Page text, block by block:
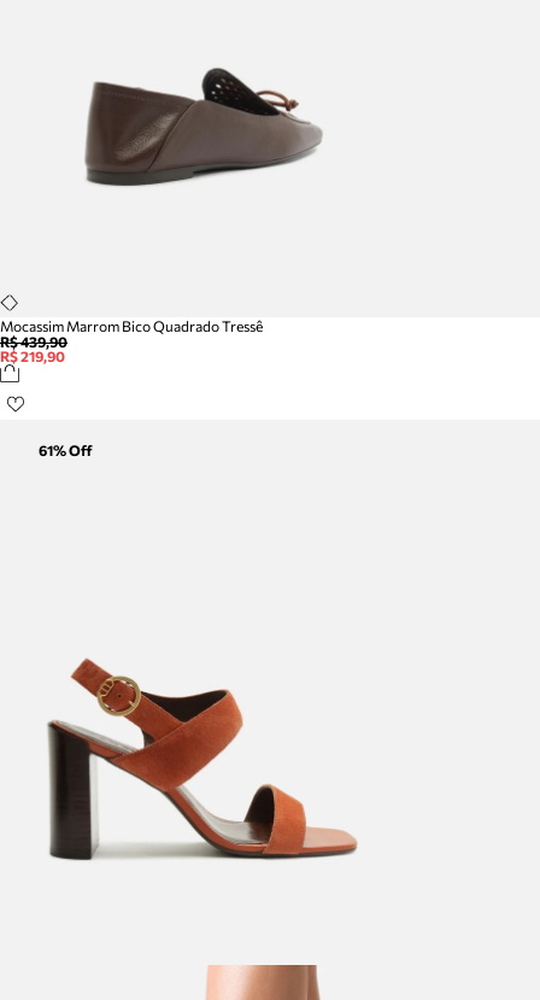
Mocassim Marrom Bico Quadrado Tressê
R$ 439,90
R$ 219,90
61% Off